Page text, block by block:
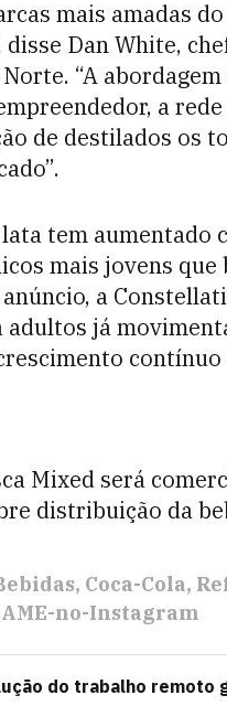
mais amadas
Dan White,
“A
a
de destilados os
tem
mais jovens que
a
já
Mixed será
distribuição da
Coca-Cola
no-Instagram
do trabalho remoto